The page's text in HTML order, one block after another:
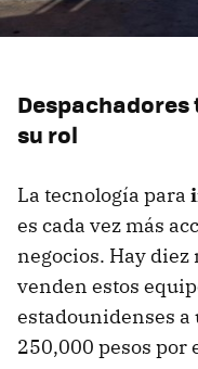
su rol
La tecnología para
es cada vez más
negocios. Hay
venden estos
estadounidenses a
250,000 pesos por